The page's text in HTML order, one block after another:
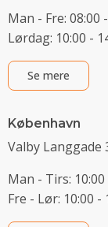
Man - Fre: 08:00
Lørdag: 10:00 -
Se mere
København
Valby Langgade
Man - Tirs: 10:00
Fre - Lør: 10:00 -